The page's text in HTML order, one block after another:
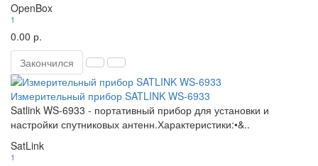
OpenBox
1
0.00 р.
Закончился
Измерительный прибор SATLINK WS-6933
Satlink WS-6933 - портативный прибор для установки и
настройки спутниковых антенн.Характеристики:•&..
SatLink
1